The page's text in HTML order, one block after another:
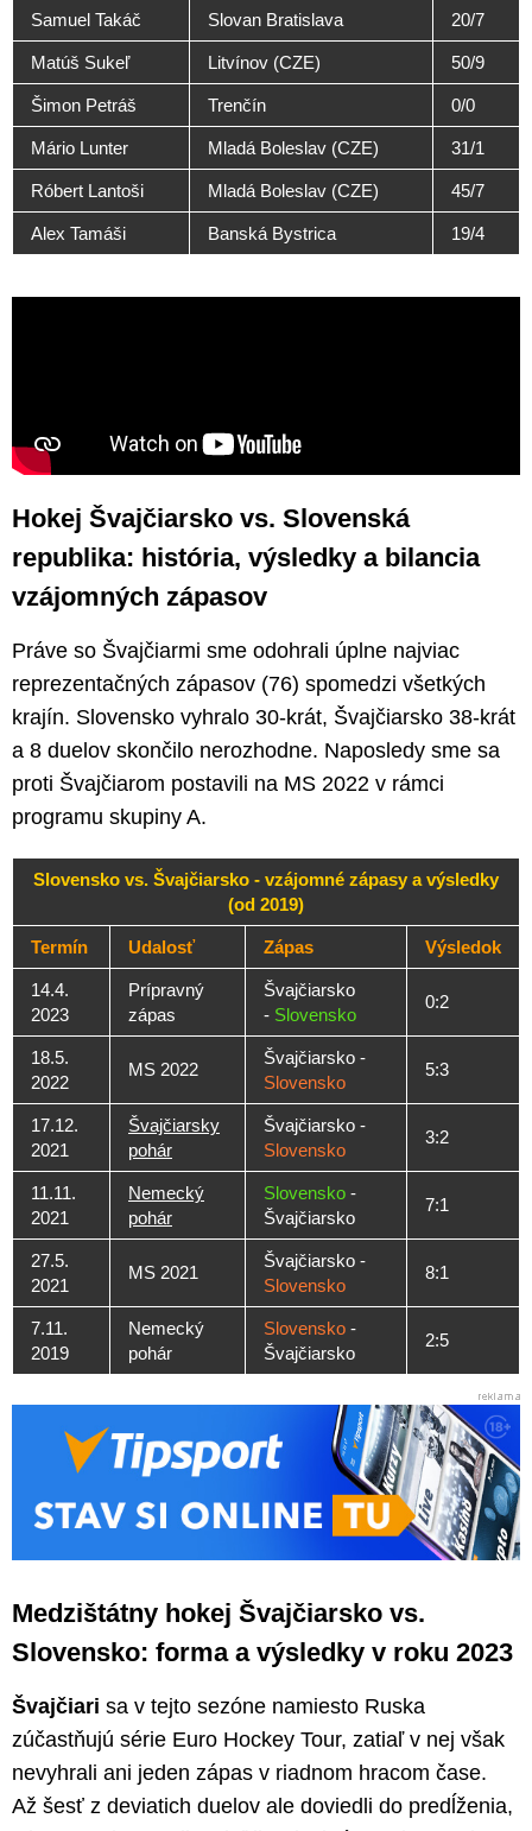
Samuel Takáč Slovan Bratislava 20/7
Matúš Sukeľ Litvínov (CZE) 50/9
Šimon Petráš Trenčín 0/0
Mário Lunter Mladá Boleslav (CZE) 31/1
Róbert Lantoši Mladá Boleslav (CZE) 45/7
Alex Tamáši Banská Bystrica 19/4
Hokej Švajčiarsko vs. Slovenská
republika: história, výsledky a bilancia
vzájomných zápasov
Práve so Švajčiarmi sme odohrali úplne najviac
reprezentačných zápasov (76) spomedzi všetkých
krajín. Slovensko vyhralo 30-krát, Švajčiarsko 38-krát
a 8 duelov skončilo nerozhodne. Naposledy sme sa
proti Švajčiarom postavili na MS 2022 v rámci
programu skupiny A.
Slovensko vs. Švajčiarsko - vzájomné zápasy a výsledky
(od 2019)
Termín Udalosť Zápas Výsledok
14.4.
2023
Prípravný
zápas
Švajčiarsko
- Slovensko
0:2
18.5.
2022
MS 2022
Švajčiarsko -
Slovensko
5:3
17.12.
2021
Švajčiarsky
pohár
Švajčiarsko -
Slovensko
3:2
11.11.
2021
Nemecký
pohár
Slovensko -
Švajčiarsko
7:1
27.5.
2021
MS 2021
Švajčiarsko -
Slovensko
8:1
7.11.
2019
Nemecký
pohár
Slovensko -
Švajčiarsko
2:5
Medzištátny hokej Švajčiarsko vs.
Slovensko: forma a výsledky v roku 2023
Švajčiari sa v tejto sezóne namiesto Ruska
zúčastňujú série Euro Hockey Tour, zatiaľ v nej však
nevyhrali ani jeden zápas v riadnom hracom čase.
Až šesť z deviatich duelov ale doviedli do predĺženia,